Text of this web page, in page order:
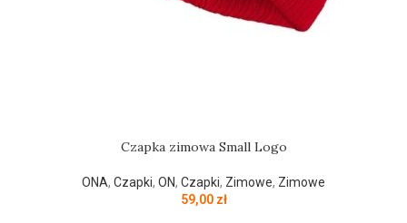
Czapka zimowa Small Logo
ONA, Czapki, ON, Czapki, Zimowe, Zimowe
59,00 zł